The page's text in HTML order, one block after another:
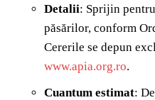
Detalii: Sprijin
păsărilor, conform
Cererile se depun
www.apia.org.ro.
Cuantum estimat: